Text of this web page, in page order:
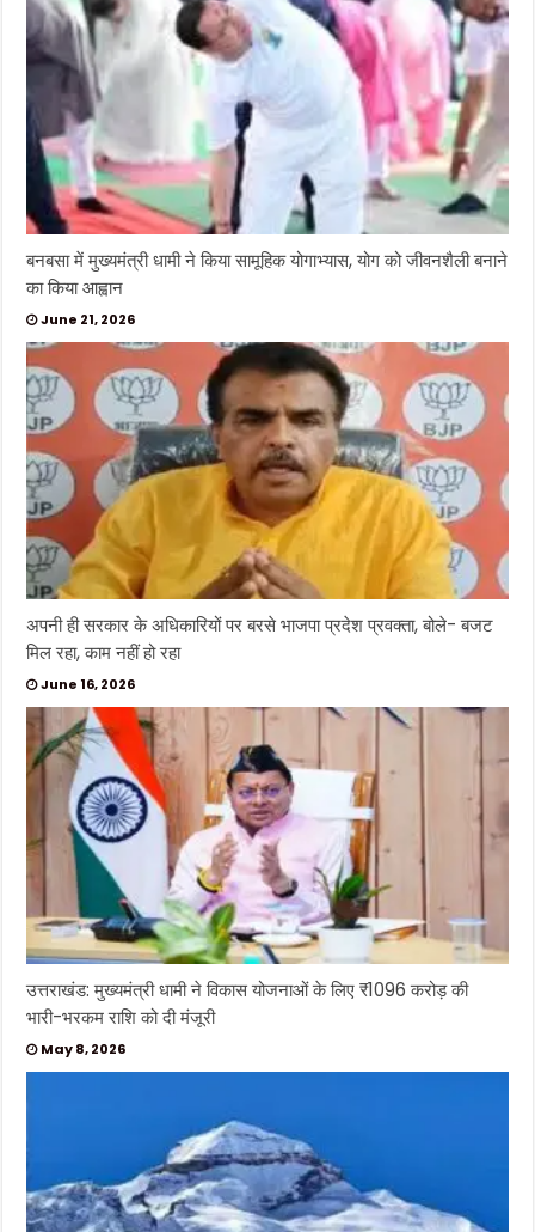
बनबसा में मुख्यमंत्री धामी ने किया सामूहिक योगाभ्यास, योग को जीवनशैली बनाने
का किया आह्वान
June 21, 2026
अपनी ही सरकार के अधिकारियों पर बरसे भाजपा प्रदेश प्रवक्ता, बोले- बजट
मिल रहा, काम नहीं हो रहा
June 16, 2026
उत्तराखंड: मुख्यमंत्री धामी ने विकास योजनाओं के लिए ₹1096 करोड़ की
भारी-भरकम राशि को दी मंजूरी
May 8, 2026